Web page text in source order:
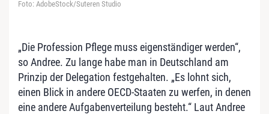
Foto: AdobeStock/Suteren Studio
„Die Profession Pflege muss eigenständiger werden“,
so Andree. Zu lange habe man in Deutschland am
Prinzip der Delegation festgehalten. „Es lohnt sich,
einen Blick in andere OECD-Staaten zu werfen, in denen
eine andere Aufgabenverteilung besteht.“ Laut Andree